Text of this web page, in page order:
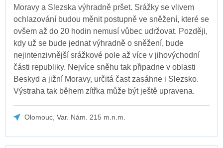
Moravy a Slezska výhradně pršet. Srážky se vlivem
ochlazování budou měnit postupně ve sněžení, které se
ovšem až do 20 hodin nemusí vůbec udržovat. Později,
kdy už se bude jednat výhradně o sněžení, bude
nejintenzivnější srážkové pole až více v jihovýchodní
části republiky. Nejvíce sněhu tak připadne v oblasti
Beskyd a jižní Moravy, určitá čast zasáhne i Slezsko.
Výstraha tak během zítřka může být ještě upravena.
Olomouc, Var. Nám. 215 m.n.m.